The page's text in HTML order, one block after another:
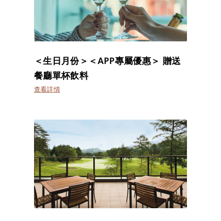
＜生日月份＞＜APP專屬優惠＞ 贈送
餐廳單杯飲料
查看詳情